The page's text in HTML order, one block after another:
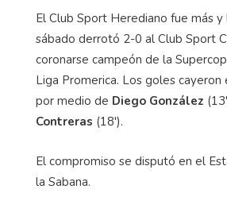
El Club Sport Herediano fue más
sábado derrotó 2-0 al Club Sport
coronarse campeón de la
Liga Promerica. Los goles cayeron
por medio de Diego González
Contreras (18').
El compromiso se disputó en el
la Sabana.